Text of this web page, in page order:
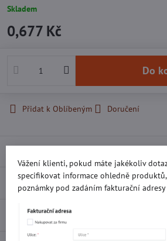
Skladem
0,677 Kč
Do
Přidat k Oblíbeným Doručení
Recenze
Diskuse 0
Vážení klienti, pokud máte jakékoliv
specifikovat informace ohledně
poznámky pod zadáním fakturační